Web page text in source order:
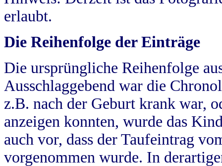
erlaubt.
Die Reihenfolge der Einträge
Die ursprüngliche Reihenfolge
Ausschlaggebend war die
z.B. nach der Geburt krank war,
anzeigen konnten, wurde das
auch vor, dass der Taufeintrag
vorgenommen wurde. In